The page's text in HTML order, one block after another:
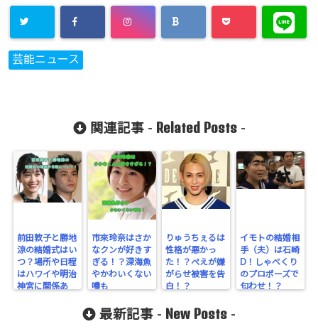
芸能ニュース
関連記事 - Related Posts-
前田敦子と勝地
涼の結婚式はい
つ？場所や日程
はハワイや明治
神宮に関係あ
市來玲奈はさか
なクンが好きす
ぎる！？深海魚
やかわいくない
噂も
りゅうちぇるは
性格が悪かっ
た！？ぺえが嫌
がらせ被害を告
白！？
イモトの結婚相
手（夫）は石崎
D！しゃべくり
のプロポーズで
匂わせ！？
最新記事 - New Posts -